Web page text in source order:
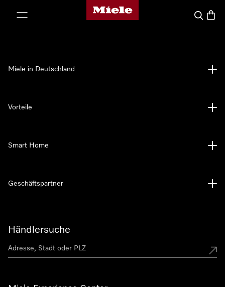
Miele-Homepage
Suche
Händlersuche
Miele in Deutschland
Vorteile
Smart Home
Geschäftspartner